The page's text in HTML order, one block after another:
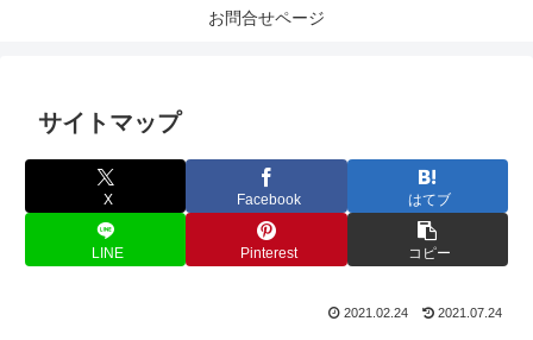
お問合せページ
サイトマップ
X Facebook はてブ
LINE Pinterest コピー
2021.02.24 2021.07.24